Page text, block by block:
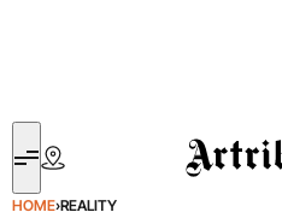
Artribune
HOME›REALITY